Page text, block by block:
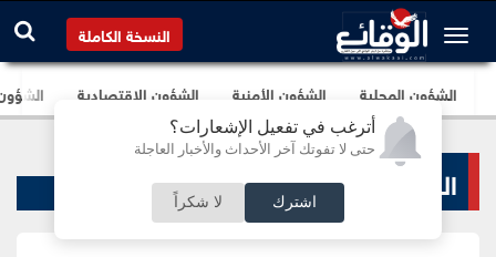
أترغب في تفعيل الإشعارات؟
حتى لا تفوتك آخر الأحداث والأخبار العاجلة
اشترك لا شكراً
النسخة الكاملة
الشؤون المحلية الشؤون الأمنية الشؤون الإقتصادية
الرياضة المحلية